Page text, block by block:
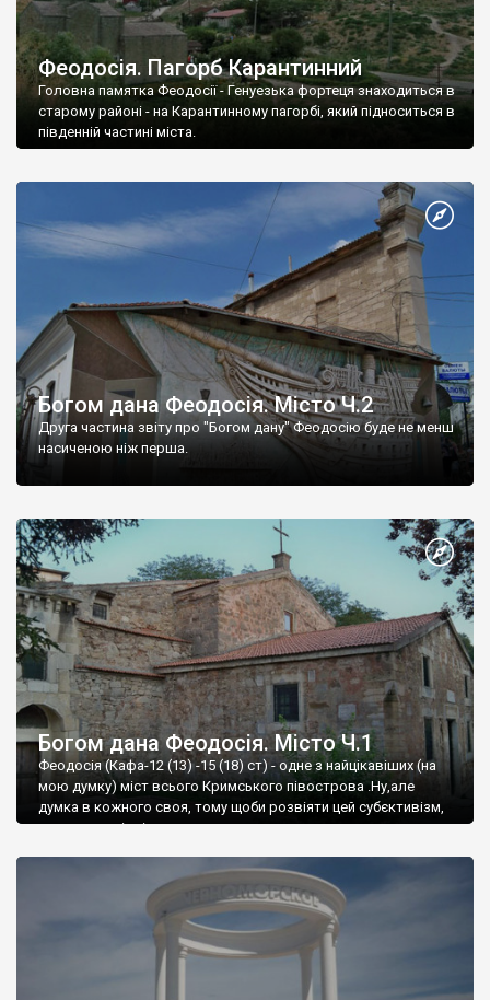
Феодосія. Пагорб Карантинний
Головна памятка Феодосії - Генуезька фортеця знаходиться в
старому районі - на Карантинному пагорбі, який підноситься в
південній частині міста.
Богом дана Феодосія. Місто Ч.2
Друга частина звіту про "Богом дану" Феодосію буде не менш
насиченою ніж перша.
Богом дана Феодосія. Місто Ч.1
Феодосія (Кафа-12 (13) -15 (18) ст) - одне з найцікавіших (на
мою думку) міст всього Кримського півострова .Ну,але
думка в кожного своя, тому щоби розвіяти цей субєктивізм,
запрошую відвідати це